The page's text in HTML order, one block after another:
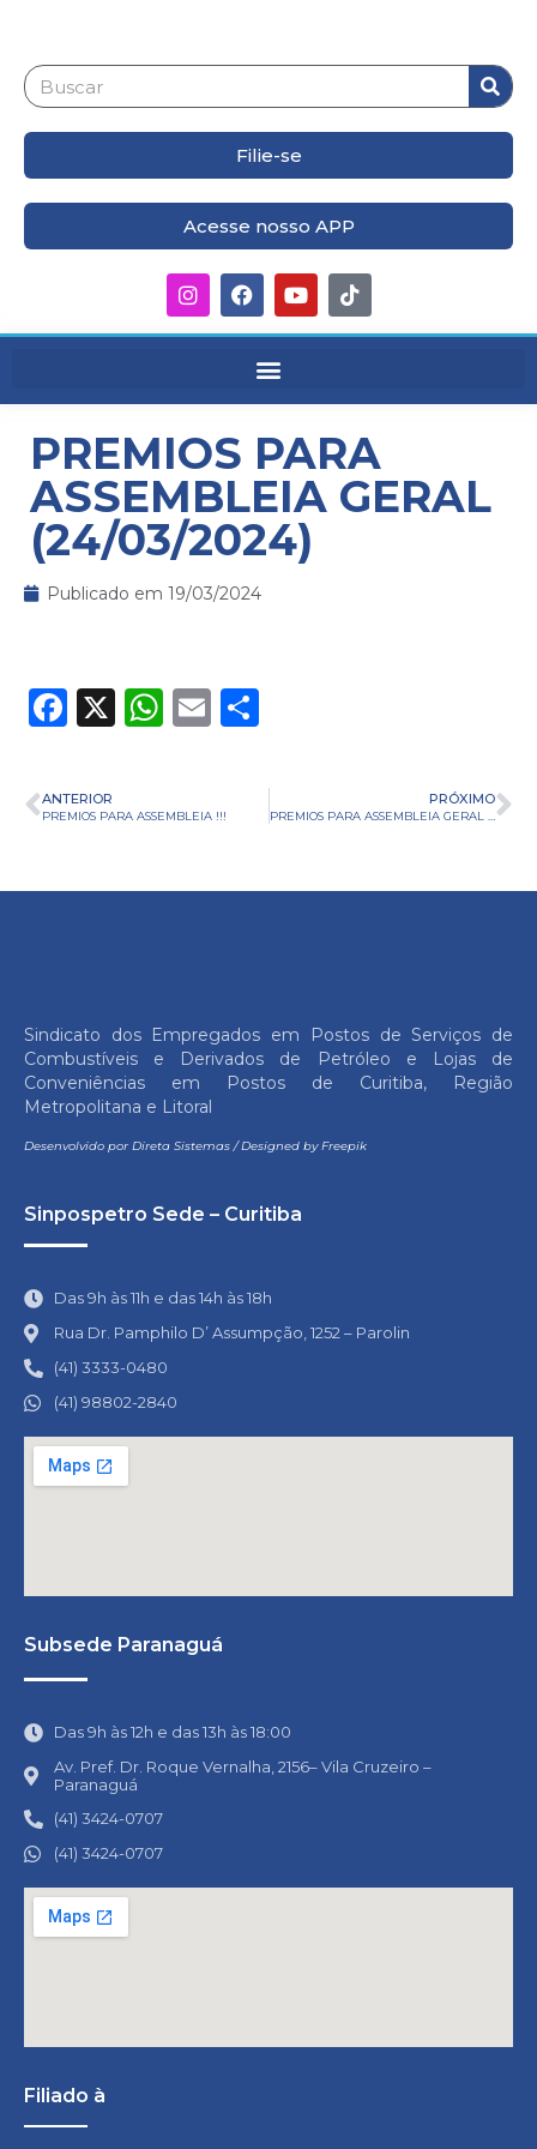
Filie-se
Acesse nosso APP
PREMIOS PARA
ASSEMBLEIA GERAL
(24/03/2024)
Publicado em 19/03/2024
Facebook
X WhatsApp
Email
ANTERIOR
PREMIOS PARA ASSEMBLEIA !!!
PRÓXIMO
Sindicato dos Empregados em Postos de Serviços de
Combustíveis e Derivados de Petróleo e Lojas de
Conveniências em Postos de Curitiba, Região
Metropolitana e Litoral
Desenvolvido por Direta Sistemas/Designed by Freepik
Sinpospetro Sede – Curitiba
Das 9h às 11h e das 14h às 18h
Rua Dr. Pamphilo D’ Assumpção, 1252 – Parolin
(41) 3333-0480
(41) 98802-2840
Subsede Paranaguá
Das 9h às 12h e das 13h às 18:00
Av. Pref. Dr. Roque Vernalha, 2156– Vila Cruzeiro –
Paranaguá
(41) 3424-0707
(41) 3424-0707
Filiado à